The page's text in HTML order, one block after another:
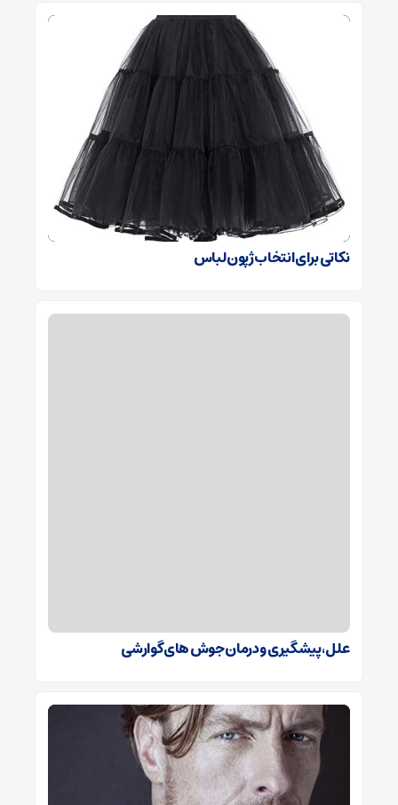
نکاتی برای انتخاب ژپون لباس
علل، پیشگیری و درمان جوش های گوارشی